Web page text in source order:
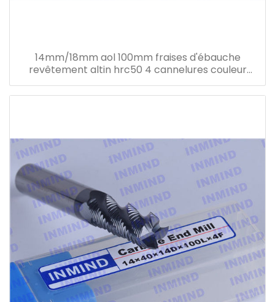
14mm/18mm aol 100mm fraises d'ébauche
revêtement altin hrc50 4 cannelures couleur
noire